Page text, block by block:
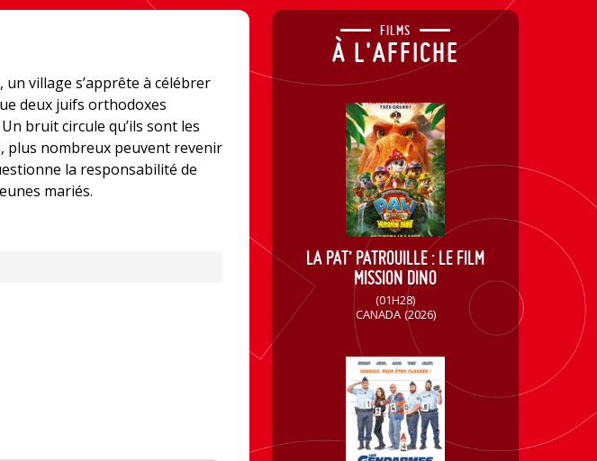
village s’apprête à célébrer
deux juifs orthodoxes
bruit circule qu’ils sont les
plus nombreux peuvent revenir
la responsabilité de
mariés.
FILMS
À L'AFFICHE
LA PAT’ PATROUILLE : LE FILM
MISSION DINO
(01H28)
CANADA (2026)